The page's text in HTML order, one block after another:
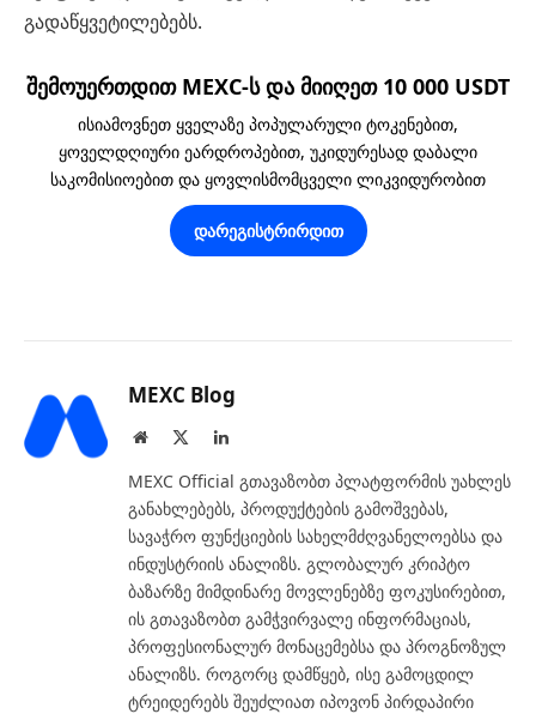
გადაწყვეტილებებს.
შემოუერთდით MEXC-ს და მიიღეთ 10 000 USDT
ისიამოვნეთ ყველაზე პოპულარული ტოკენებით,
ყოველდღიური ეარდროპებით, უკიდურესად დაბალი
საკომისიოებით და ყოვლისმომცველი ლიკვიდურობით
დარეგისტრირდით
MEXC Blog
Website LinkedIn
MEXC Official გთავაზობთ პლატფორმის უახლეს
განახლებებს, პროდუქტების გამოშვებას,
სავაჭრო ფუნქციების სახელმძღვანელოებსა და
ინდუსტრიის ანალიზს. გლობალურ კრიპტო
ბაზარზე მიმდინარე მოვლენებზე ფოკუსირებით,
ის გთავაზობთ გამჭვირვალე ინფორმაციას,
პროფესიონალურ მონაცემებსა და პროგნოზულ
ანალიზს. როგორც დამწყებ, ისე გამოცდილ
ტრეიდერებს შეუძლიათ იპოვონ პირდაპირი